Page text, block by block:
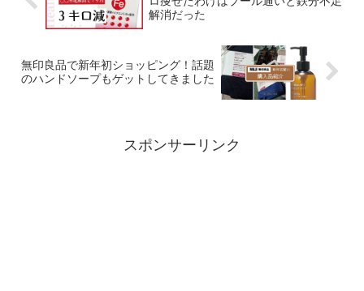
解消だった
無印良品で新年初ショッピング！話題
のハンドソープもゲットしてきました
スポンサーリンク